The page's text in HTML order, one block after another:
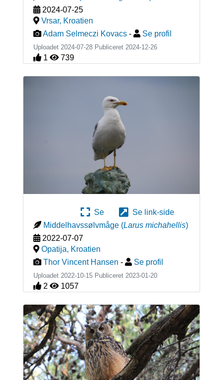
2024-07-25
Vrsar, Kroatien
Adam Selmeczi Kovacs - Se profil
Uploadet 2024-07-28 Publiceret 2024-12-26
1 739
Se
Se link-side
Middelhavssølvmåge (Larus michahellis)
2022-07-07
Opatija, Kroatien
Thor Vincent Hansen - Se profil
Uploadet 2022-10-15 Publiceret 2023-01-20
2 1057